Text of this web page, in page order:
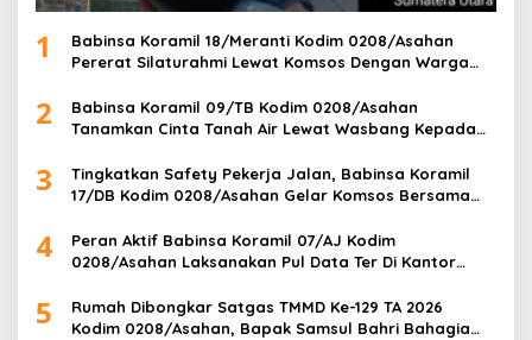
1
Babinsa Koramil 18/Meranti Kodim 0208/Asahan
Pererat Silaturahmi Lewat Komsos Dengan Warga
2
Babinsa Koramil 09/TB Kodim 0208/Asahan
Tanamkan Cinta Tanah Air Lewat Wasbang Kepada
3
Tingkatkan Safety Pekerja Jalan, Babinsa Koramil
17/DB Kodim 0208/Asahan Gelar Komsos Bersama
4
Peran Aktif Babinsa Koramil 07/AJ Kodim
0208/Asahan Laksanakan Pul Data Ter Di Kantor
5
Rumah Dibongkar Satgas TMMD Ke-129 TA 2026
Kodim 0208/Asahan, Bapak Samsul Bahri Bahagia